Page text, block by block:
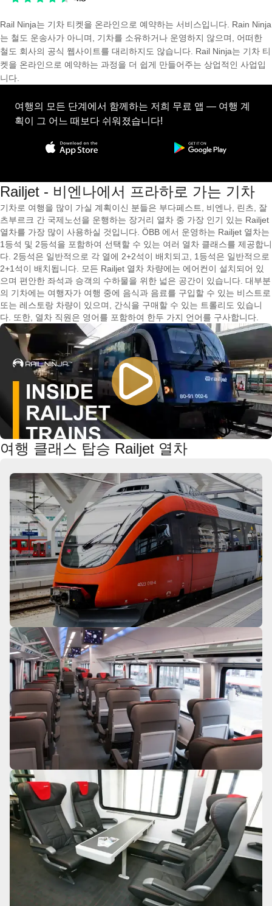
Rail Ninja는 기차 티켓을 온라인으로 예약하는 서비스입니다. Rain Ninja
는 철도 운송사가 아니며, 기차를 소유하거나 운영하지 않으며, 어떠한
철도 회사의 공식 웹사이트를 대리하지도 않습니다. Rail Ninja는 기차 티
켓을 온라인으로 예약하는 과정을 더 쉽게 만들어주는 상업적인 사업입
니다.
여행의 모든 단계에서 함께하는 저희 무료 앱 — 여행 계
획이 그 어느 때보다 쉬워졌습니다!
Railjet - 비엔나에서 프라하로 가는 기차
기차로 여행을 많이 가실 계획이신 분들은 부다페스트, 비엔나, 린츠, 잘
츠부르크 간 국제노선을 운행하는 장거리 열차 중 가장 인기 있는 Railjet
열차를 가장 많이 사용하실 것입니다. ÖBB 에서 운영하는 Railjet 열차는
1등석 및 2등석을 포함하여 선택할 수 있는 여러 열차 클래스를 제공합니
다. 2등석은 일반적으로 각 열에 2+2석이 배치되고, 1등석은 일반적으로
2+1석이 배치됩니다. 모든 Railjet 열차 차량에는 에어컨이 설치되어 있
으며 편안한 좌석과 승객의 수하물을 위한 넓은 공간이 있습니다. 대부분
의 기차에는 여행자가 여행 중에 음식과 음료를 구입할 수 있는 비스트로
또는 레스토랑 차량이 있으며, 간식을 구매할 수 있는 트롤리도 있습니
다. 또한, 열차 직원은 영어를 포함하여 한두 가지 언어를 구사합니다.
여행 클래스 탑승 Railjet 열차